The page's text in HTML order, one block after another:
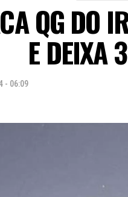
QG DO
E DEIXA
- 06:09